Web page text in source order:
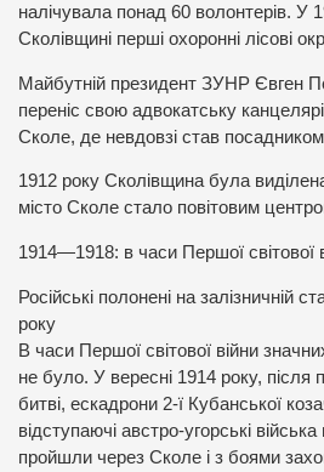
налічувала понад 60 волонтерів. У
Сколівщині перші охоронні лісові
Майбутній президент ЗУНР Євген
переніс свою адвокатську
Сколе, де невдовзі став посадником
1912 року Сколівщина була
місто Сколе стало повітовим
1914—1918: в часи Першої світової
Російські полонені на залізничній
року
В часи Першої світової війни
не було. У вересні 1914 року, після
битві, ескадрони 2-ї Кубанської
відступаючі австро-угорські
пройшли через Сколе і з боями